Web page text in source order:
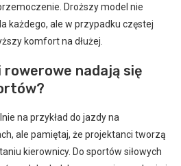
Droższy model nie
każdego, ale w przypadku częstej
komfort na dłużej.
rowerowe nadają się
na przykład do jazdy na
ale pamiętaj, że projektanci tworzą
kierownicy. Do sportów siłowych